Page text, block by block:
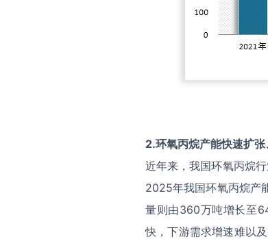
2.环氧丙烷产能快速扩
近年来，我国环氧丙烷
2025年我国环氧丙烷产
量则由360万吨增长至
快，下游需求增速难以